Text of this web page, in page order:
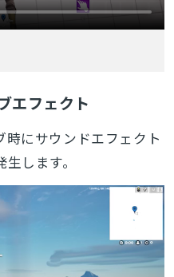
エフェクト
にサウンドエフェクト
します。